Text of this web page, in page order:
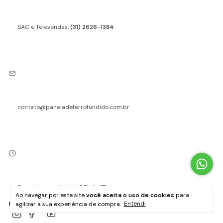
Ao navegar por este sitevocê aceita o uso de cookies para
agilizar a sua experiência de compra. Entendi
SAC e Televendas:(31) 2626-1384
contato@paneladeferrofundido.com.br
Segunda a sexta, das 08h às 17h
REDE SOCIAIS